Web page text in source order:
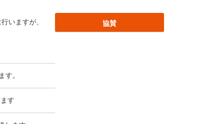
いますが、
す。
す
協賛